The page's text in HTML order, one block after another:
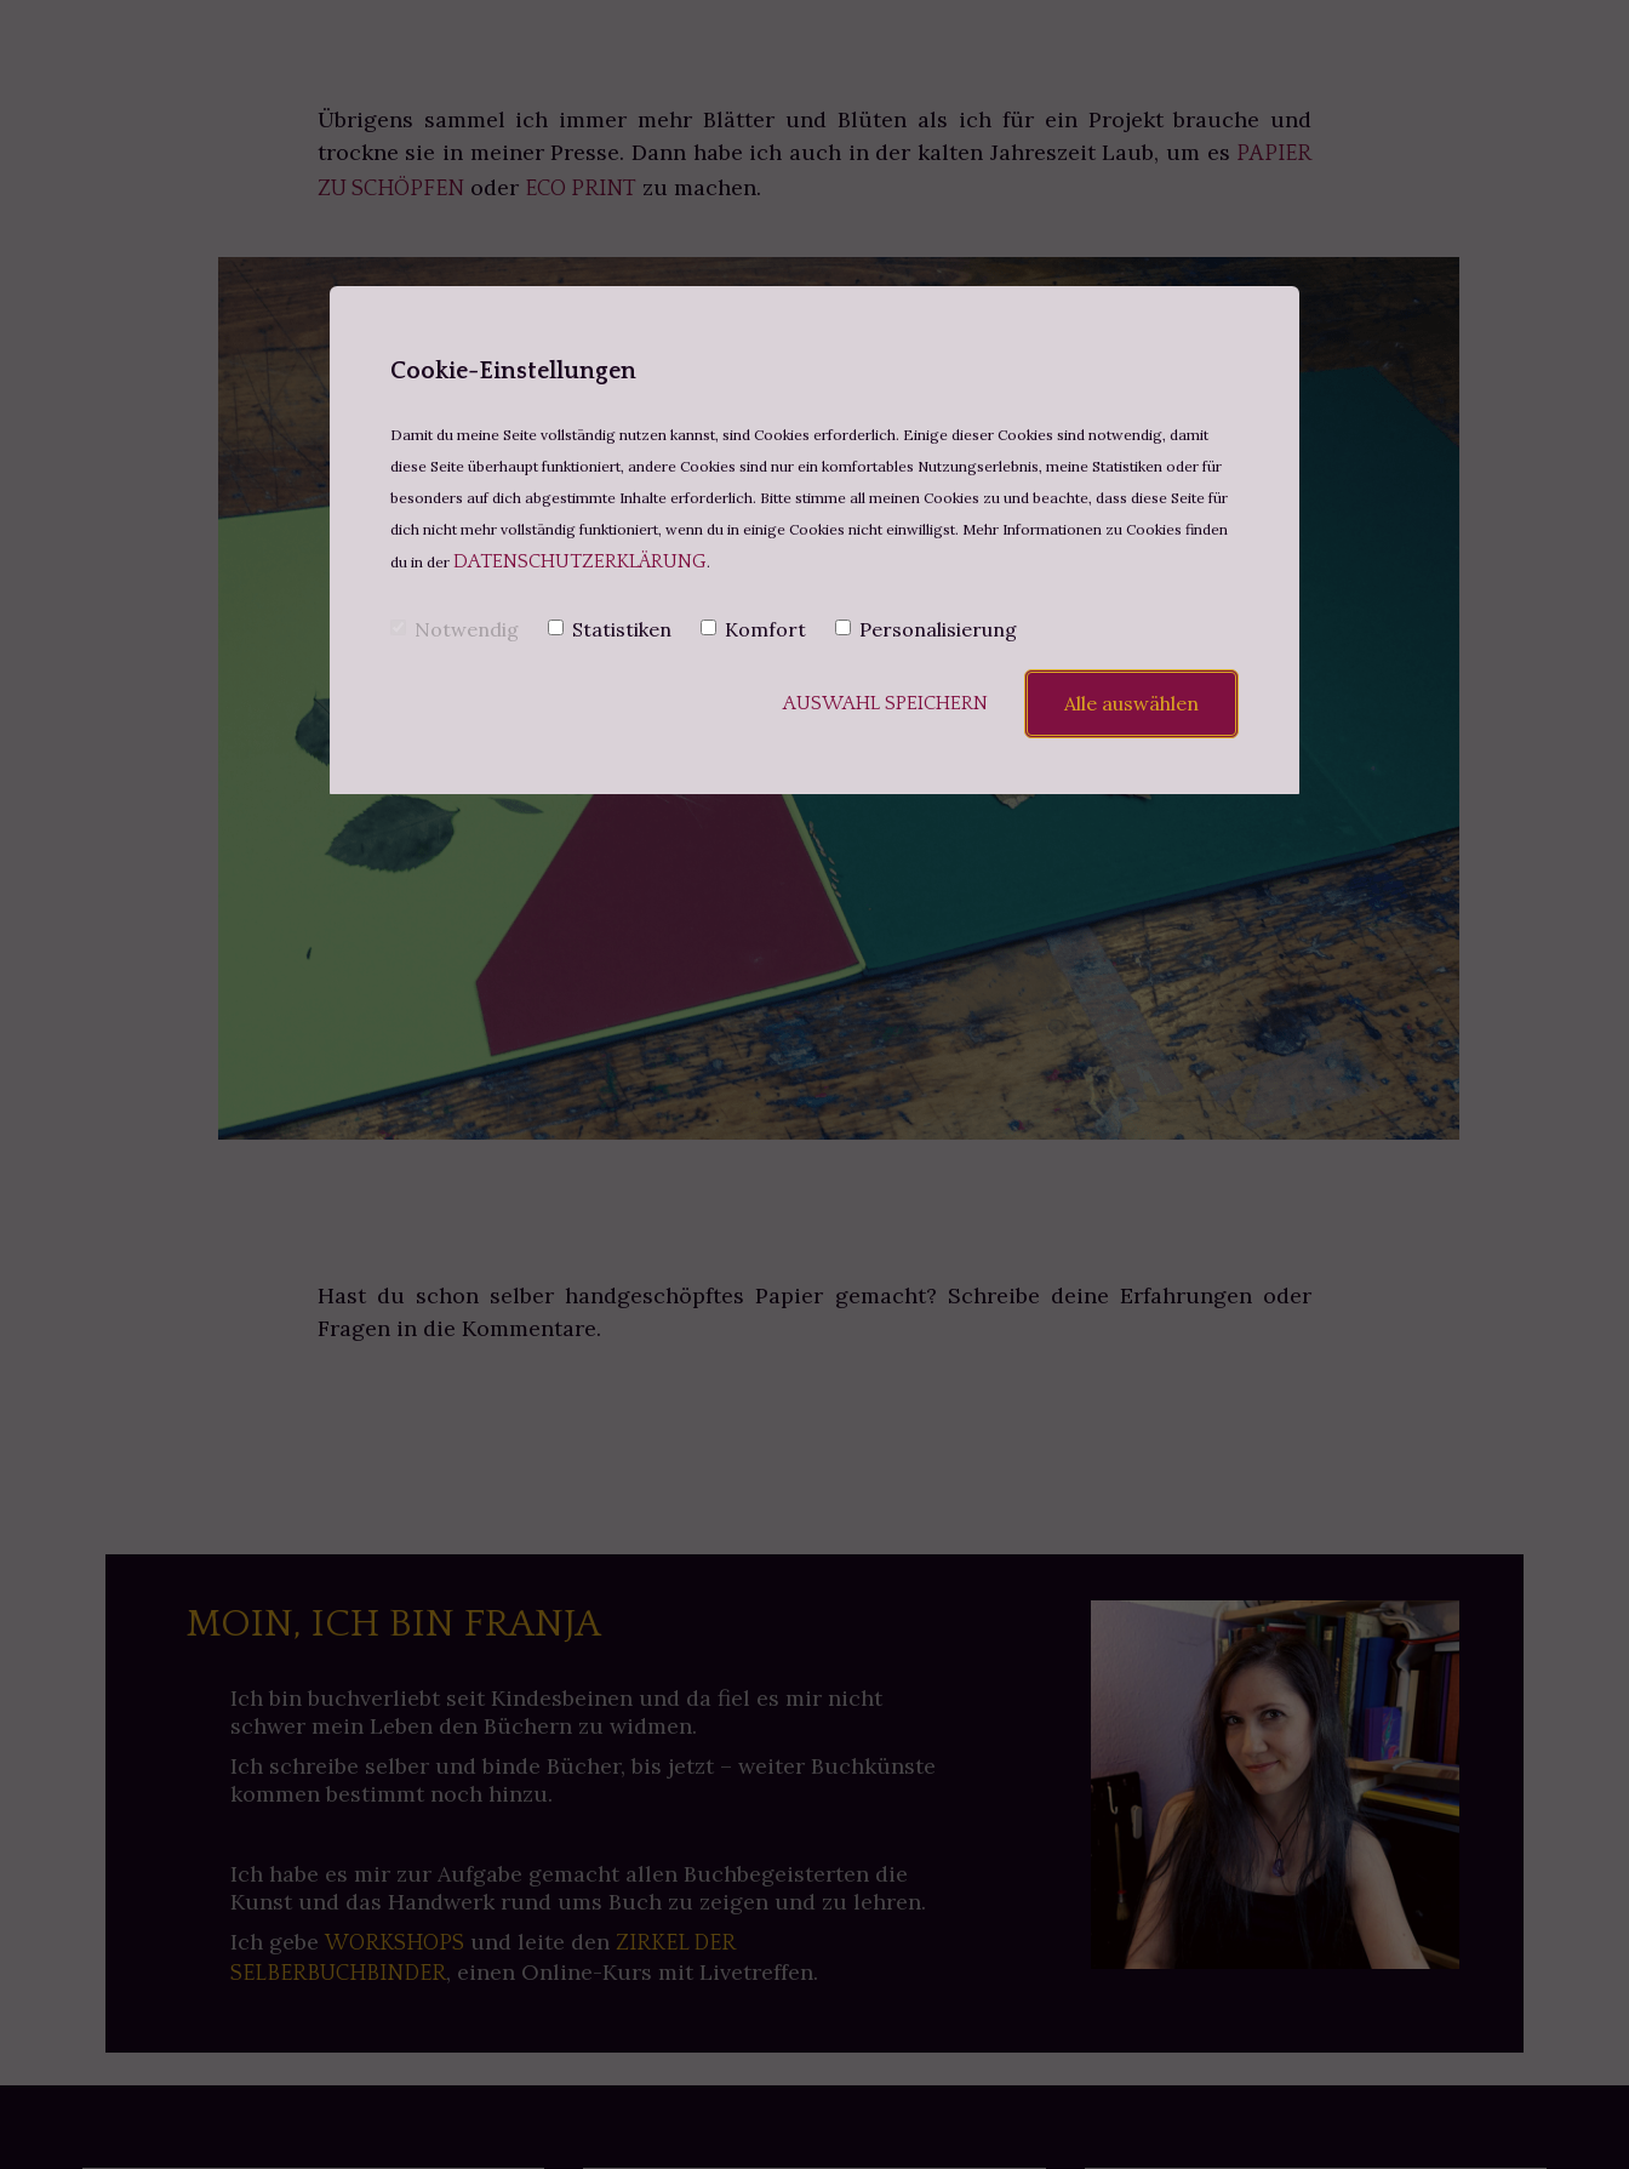
Übrigens sammel ich immer mehr Blätter und Blüten als ich für ein Projekt brauche und
trockne sie in meiner Presse. Dann habe ich auch in der kalten Jahreszeit Laub, um es PAPIER
ZU SCHÖPFEN oder ECO PRINT zu machen.
Hast du schon selber handgeschöpftes Papier gemacht? Schreibe deine Erfahrungen oder
Fragen in die Kommentare.
MOIN, ICH BIN FRANJA
Ich bin buchverliebt seit Kindesbeinen und da fiel es mir nicht
schwer mein Leben den Büchern zu widmen.
Ich schreibe selber und binde Bücher, bis jetzt – weiter Buchkünste
kommen bestimmt noch hinzu.
Ich habe es mir zur Aufgabe gemacht allen Buchbegeisterten die
Kunst und das Handwerk rund ums Buch zu zeigen und zu lehren.
Ich gebeWORKSHOPS und leite den ZIRKEL DER
SELBERBUCHBINDER, einen Online-Kurs mit Livetreffen.
Cookie-Einstellungen
Damit du meine Seite vollständig nutzen kannst, sind Cookies erforderlich. Einige dieser Cookies sind notwendig, damit
diese Seite überhaupt funktioniert, andere Cookies sind nur ein komfortables Nutzungserlebnis, meine Statistiken oder für
besonders auf dich abgestimmte Inhalte erforderlich. Bitte stimme all meinen Cookies zu und beachte, dass diese Seite für
dich nicht mehr vollständig funktioniert, wenn du in einige Cookies nicht einwilligst. Mehr Informationen zu Cookies finden
du in der DATENSCHUTZERKLÄRUNG.
Notwendig Statistiken Komfort Personalisierung
AUSWAHL SPEICHERN Alle auswählen